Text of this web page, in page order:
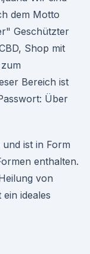
dem Motto
Geschützter
Shop mit
Bereich ist
Über
ist in Form
enthalten.
von
ideales